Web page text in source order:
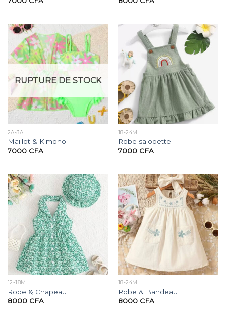
RUPTURE DE STOCK
2A-3A
Maillot & Kimono
7000 CFA
18-24M
Robe salopette
7000 CFA
12-18M
Robe & Chapeau
8000 CFA
18-24M
Robe & Bandeau
8000 CFA